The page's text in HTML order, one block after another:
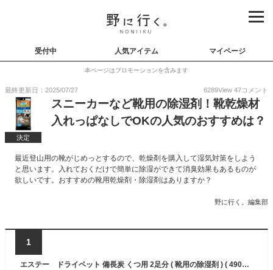
受付中 人気アイテム マイページ
本ページはプロモーションを含みます
最終更新日：2025/07/27 6289View 47コメント
決定
スニーカーなど靴用の除湿剤！靴乾燥材
入れっぱなしでOKの人気のおすすめは？
最近登山用の靴がじめっとするので、乾燥剤を購入して湿気対策をしよう
と思います。入れておくだけで簡単に除湿ができて消臭効果もあるものが
欲しいです。おすすめの靴用乾燥剤・除湿剤はありますか？
野に行く。編集部
1
エステー ドライペット 備長炭 くつ用 2足分 ( 靴用の除湿剤 ) ( 4901070907601 )